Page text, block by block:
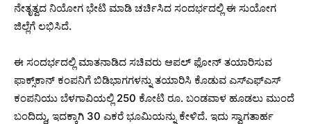
ನೇತೃತ್ವದ ನಿಯೋಗ ಭೇಟಿ ಮಾಡಿ ಚರ್ಚಿಸಿದ ಸಂದರ್ಭದಲ್ಲಿ ಈ ಸುಯೋಗ
ಜಿಲ್ಲೆಗೆ ಲಭಿಸಿದೆ.
ಈ ಸಂದರ್ಭದಲ್ಲಿ ಮಾತನಾಡಿದ ಸಚಿವರು ಆಪಲ್ ಫೋನ್ ತಯಾರಿಸುವ
ಫಾಕ್ಸ್‌ಕಾನ್ ಕಂಪನಿಗೆ ಬಿಡಿಭಾಗಗಳನ್ನು ತಯಾರಿಸಿ ಕೊಡುವ ಎಸ್‌ಎಫ್‌ಎಸ್
ಕಂಪನಿಯು ಬೆಳಗಾವಿಯಲ್ಲಿ 250 ಕೋಟಿ ರೂ. ಬಂಡವಾಳ ಹೂಡಲು ಮುಂದೆ
ಬಂದಿದ್ದು, ಇದಕ್ಕಾಗಿ 30 ಎಕರೆ ಭೂಮಿಯನ್ನು ಕೇಳಿದೆ. ಇದು ಸ್ವಾಗತಾರ್ಹ